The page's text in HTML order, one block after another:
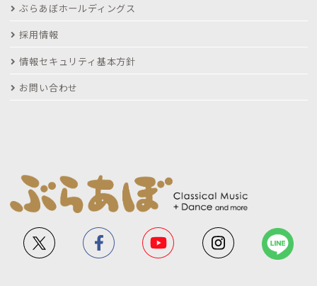
ぶらあぼホールディングス
採用情報
情報セキュリティ基本方針
お問い合わせ